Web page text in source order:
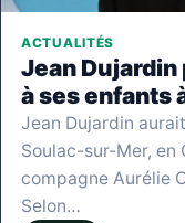
ACTUALITÉS
Jean
à ses enfants
Jean Dujardin
Soulac-sur-Mer, en
compagne Aurélie
Selon…